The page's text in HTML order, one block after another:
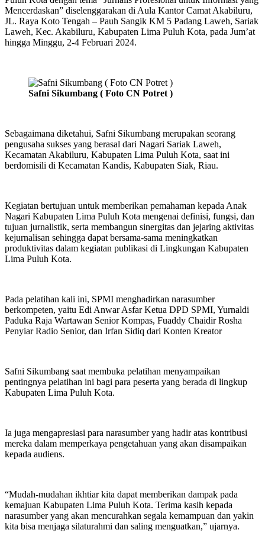
Mencerdaskan” diselenggarakan di Aula Kantor Camat Akabiluru,
JL. Raya Koto Tengah – Pauh Sangik KM 5 Padang Laweh, Sariak
Laweh, Kec. Akabiluru, Kabupaten Lima Puluh Kota, pada Jum’at
hingga Minggu, 2-4 Februari 2024.
Safni Sikumbang ( Foto CN Potret )
Sebagaimana diketahui, Safni Sikumbang merupakan seorang
pengusaha sukses yang berasal dari Nagari Sariak Laweh,
Kecamatan Akabiluru, Kabupaten Lima Puluh Kota, saat ini
berdomisili di Kecamatan Kandis, Kabupaten Siak, Riau.
Kegiatan bertujuan untuk memberikan pemahaman kepada Anak
Nagari Kabupaten Lima Puluh Kota mengenai definisi, fungsi, dan
tujuan jurnalistik, serta membangun sinergitas dan jejaring aktivitas
kejurnalisan sehingga dapat bersama-sama meningkatkan
produktivitas dalam kegiatan publikasi di Lingkungan Kabupaten
Lima Puluh Kota.
Pada pelatihan kali ini, SPMI menghadirkan narasumber
berkompeten, yaitu Edi Anwar Asfar Ketua DPD SPMI, Yurnaldi
Paduka Raja Wartawan Senior Kompas, Fuaddy Chaidir Rosha
Penyiar Radio Senior, dan Irfan Sidiq dari Konten Kreator
Safni Sikumbang saat membuka pelatihan menyampaikan
pentingnya pelatihan ini bagi para peserta yang berada di lingkup
Kabupaten Lima Puluh Kota.
Ia juga mengapresiasi para narasumber yang hadir atas kontribusi
mereka dalam memperkaya pengetahuan yang akan disampaikan
kepada audiens.
“Mudah-mudahan ikhtiar kita dapat memberikan dampak pada
kemajuan Kabupaten Lima Puluh Kota. Terima kasih kepada
narasumber yang akan mencurahkan segala kemampuan dan yakin
kita bisa menjaga silaturahmi dan saling menguatkan,” ujarnya.